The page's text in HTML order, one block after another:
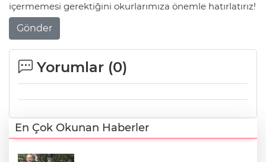
içermemesi gerektiğini okurlarımıza önemle hatırlatırız!
Gönder
Yorumlar (0)
En Çok Okunan Haberler